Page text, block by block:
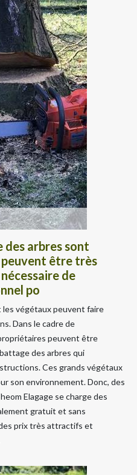
arbres sont
être très
de
po
les végétaux peuvent faire
Dans le cadre de
peuvent être
des arbres qui
Ces grands végétaux
son environnement. Donc, des
Elagage se charge des
gratuit et sans
prix très attractifs et